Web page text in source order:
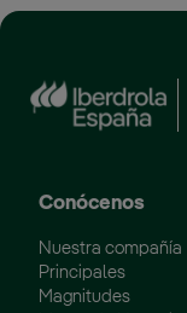
Conócenos
Nuestra compañía
Principales
Magnitudes